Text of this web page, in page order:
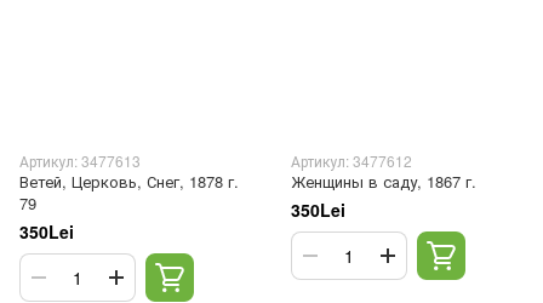
Артикул: 3477613
Ветей, Церковь, Снег, 1878 г.
79
350Lei
Артикул: 3477612
Женщины в саду, 1867 г.
350Lei